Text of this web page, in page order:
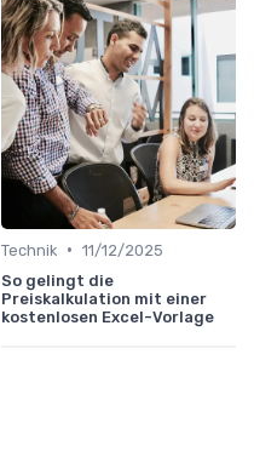
Technik • 11/12/2025
So gelingt die
Preiskalkulation mit einer
kostenlosen Excel-Vorlage